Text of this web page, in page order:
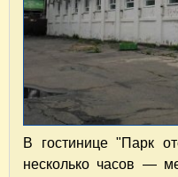
В гостинице "Парк
несколько часов —